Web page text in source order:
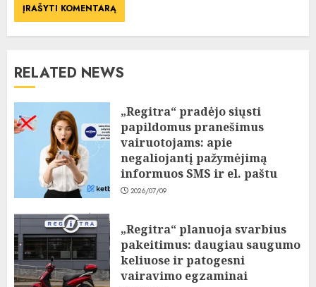
RELATED NEWS
„Regitra“ pradėjo siųsti
papildomus pranešimus
vairuotojams: apie
negaliojantį pažymėjimą
informuos SMS ir el. paštu
2026/07/09
„Regitra“ planuoja svarbius
pakeitimus: daugiau saugumo
keliuose ir patogesni
vairavimo egzaminai